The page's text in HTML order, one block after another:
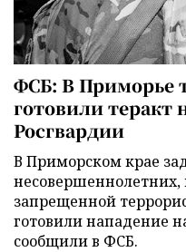
ФСБ: В Приморье
готовили теракт
Росгвардии
В Приморском крае
запрещенной
готовили нападение
сообщили в ФСБ.